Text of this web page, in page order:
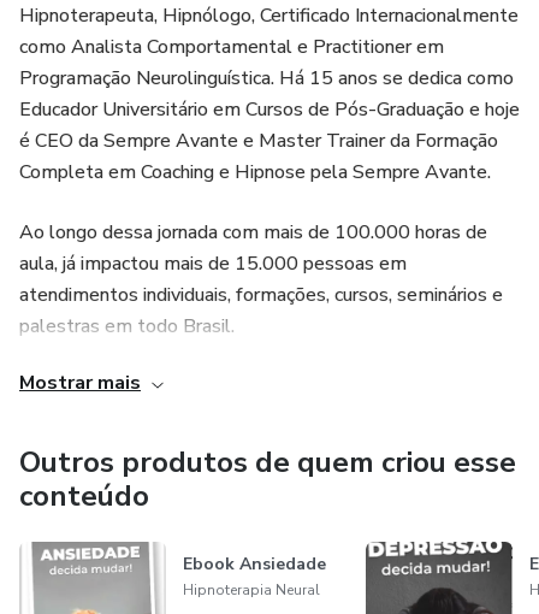
Hipnoterapeuta, Hipnólogo, Certificado Internacionalmente
como Analista Comportamental e Practitioner em
Programação Neurolinguística. Há 15 anos se dedica como
Educador Universitário em Cursos de Pós-Graduação e hoje
é CEO da Sempre Avante e Master Trainer da Formação
Completa em Coaching e Hipnose pela Sempre Avante.
Ao longo dessa jornada com mais de 100.000 horas de
aula, já impactou mais de 15.000 pessoas em
atendimentos individuais, formações, cursos, seminários e
palestras em todo Brasil.
Mostrar mais
Outros produtos de quem criou esse
conteúdo
Ebook Ansiedade
Hipnoterapia Neural